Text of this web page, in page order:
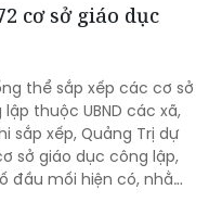
cơ sở giáo dục
thể sắp xếp các cơ sở
thuộc UBND các xã,
sắp xếp, Quảng Trị dự
sở giáo dục công lập,
đầu mối hiện có, nhằm